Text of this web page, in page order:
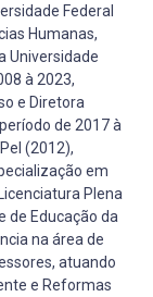
Federal
Humanas,
Universidade
à 2023,
e Diretora
de 2017 à
(2012),
em
Plena
de Educação da
na área de
atuando
e Reformas